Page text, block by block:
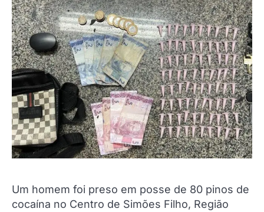
Um homem foi preso em posse de 80 pinos de
cocaína no Centro de Simões Filho, Região